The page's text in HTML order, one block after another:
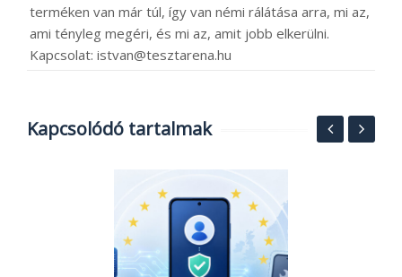
terméken van már túl, így van némi rálátása arra, mi az,
ami tényleg megéri, és mi az, amit jobb elkerülni.
Kapcsolat: istvan@tesztarena.hu
Kapcsolódó tartalmak